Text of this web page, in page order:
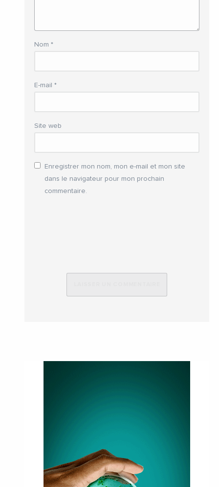
Nom *
E-mail *
Site web
Enregistrer mon nom, mon e-mail et mon site
dans le navigateur pour mon prochain
commentaire.